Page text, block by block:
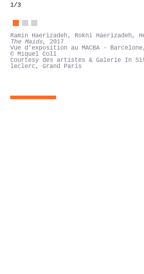
1/3
Ramin Haerizadeh, Rokni Haerizadeh,
The Maids, 2017
Vue d'exposition au MACBA -
© Miquel Coll
Courtesy des artistes & Galerie In
leclerc, Grand Paris